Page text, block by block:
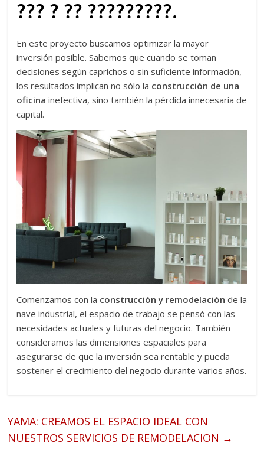
??? ? ?? ?????????.
En este proyecto buscamos optimizar la mayor
inversión posible. Sabemos que cuando se toman
decisiones según caprichos o sin suficiente información,
los resultados implican no sólo la construcción de una
oficina inefectiva, sino también la pérdida innecesaria de
capital.
Comenzamos con la construcción y remodelación de la
nave industrial, el espacio de trabajo se pensó con las
necesidades actuales y futuras del negocio. También
consideramos las dimensiones espaciales para
asegurarse de que la inversión sea rentable y pueda
sostener el crecimiento del negocio durante varios años.
YAMA: CREAMOS EL ESPACIO IDEAL CON
NUESTROS SERVICIOS DE REMODELACION →